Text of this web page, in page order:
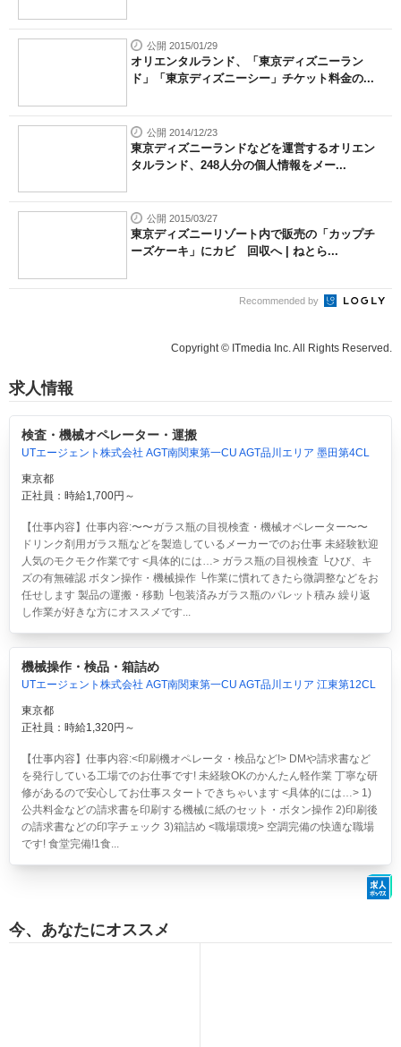
公開 2015/01/29
オリエンタルランド、「東京ディズニーラン
ド」「東京ディズニーシー」チケット料金の...
公開 2014/12/23
東京ディズニーランドなどを運営するオリエン
タルランド、248人分の個人情報をメー...
公開 2015/03/27
東京ディズニーリゾート内で販売の「カップチ
ーズケーキ」にカビ 回収へ | ねとら...
Recommended by
Copyright © ITmedia Inc. All Rights Reserved.
求人情報
検査・機械オペレーター・運搬
UTエージェント株式会社 AGT南関東第一CU AGT品川エリア 墨田第4CL
東京都
正社員：時給1,700円～
【仕事内容】仕事内容:〜〜ガラス瓶の目視検査・機械オペレーター〜〜
ドリンク剤用ガラス瓶などを製造しているメーカーでのお仕事 未経験歓迎
人気のモクモク作業です <具体的には…> ガラス瓶の目視検査 └ひび、キ
ズの有無確認 ボタン操作・機械操作 └作業に慣れてきたら微調整などをお
任せします 製品の運搬・移動 └包装済みガラス瓶のパレット積み 繰り返
し作業が好きな方にオススメです...
機械操作・検品・箱詰め
UTエージェント株式会社 AGT南関東第一CU AGT品川エリア 江東第12CL
東京都
正社員：時給1,320円～
【仕事内容】仕事内容:<印刷機オペレータ・検品など!> DMや請求書など
を発行している工場でのお仕事です! 未経験OKのかんたん軽作業 丁寧な研
修があるので安心してお仕事スタートできちゃいます <具体的には…> 1)
公共料金などの請求書を印刷する機械に紙のセット・ボタン操作 2)印刷後
の請求書などの印字チェック 3)箱詰め <職場環境> 空調完備の快適な職場
です! 食堂完備!1食...
今、あなたにオススメ